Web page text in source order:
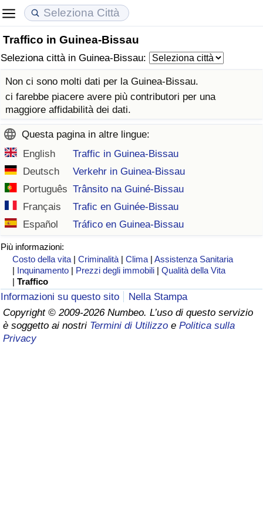
Traffico in Guinea-Bissau
Seleziona città in Guinea-Bissau:
Non ci sono molti dati per la Guinea-Bissau.
ci farebbe piacere avere più contributori per una
maggiore affidabilità dei dati.
Questa pagina in altre lingue:
English
Traffic in Guinea-Bissau
Deutsch
Verkehr in Guinea-Bissau
Português Trânsito na Guiné-Bissau
Français
Trafic en Guinée-Bissau
Español
Tráfico en Guinea-Bissau
Più informazioni:
Costo della vita |Criminalità |Clima |Assistenza Sanitaria
| Inquinamento | Prezzi degli immobili |Qualità della Vita
|Traffico
Informazioni su questo sito
Nella Stampa
Copyright © 2009-2026 Numbeo. L’uso di questo servizio
è soggetto ai nostri Termini di Utilizzo e Politica sulla
Privacy
Costo della vita
Indice Del Costo Della Vita
Indice del Costo della Vita per Nazione
ad Aqaba
Prezzi degli immobili
Indice del Prezzo delle Case
Indice del Prezzo delle Case per Nazione
Qualità della Vita
Indice della Qualità della Vita (Corrente)
Indice della qualità della vita per Paese
Criminalità
Indice del Tasso di Criminalità (Corrente)
Indice della Criminalità
Indice di criminalità per paese
Assistenza Sanitaria
Indice dell’Assistenza Sanitaria (Corrente)
Indice dell’Assistenza Sanitaria